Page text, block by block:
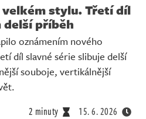
stylu. Třetí díl
delší příběh
oznámením nového
díl slavné série slibuje delší
souboje, vertikálnější
2 minuty 15. 6. 2026